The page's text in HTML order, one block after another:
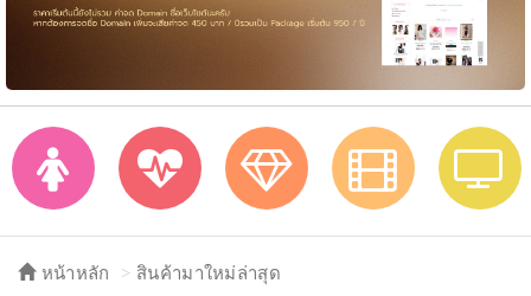
หน้าหลัก สินค้ามาใหม่ล่าสุด